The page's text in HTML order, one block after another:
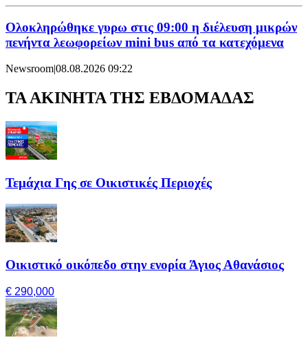
Ολοκληρώθηκε γυρω στις 09:00 η διέλευση μικρών
πενήντα λεωφορείων mini bus από τα κατεχόμενα
Newsroom|08.08.2026 09:22
ΤΑ ΑΚΙΝΗΤΑ ΤΗΣ ΕΒΔΟΜΑΔΑΣ
Τεμάχια Γης σε Οικιστικές Περιοχές
Οικιστικό οικόπεδο στην ενορία Άγιος Αθανάσιος
€ 290,000